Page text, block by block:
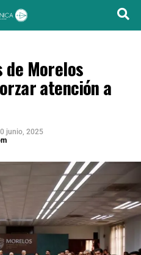
de Morelos
atención a
junio, 2025